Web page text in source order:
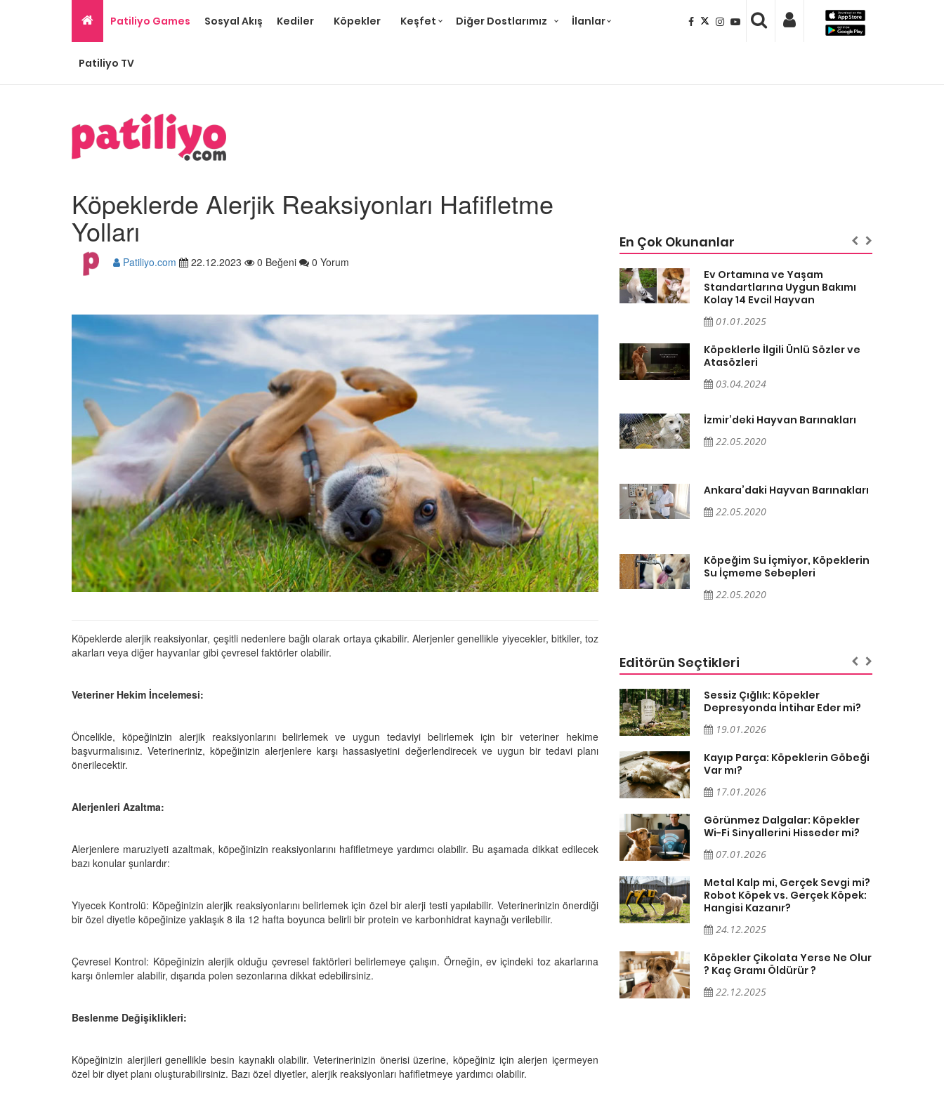
Patiliyo Games Sosyal Akış Kediler Köpekler Keşfet Diğer Dostlarımız İlanlar
Patiliyo TV
Köpeklerde Alerjik Reaksiyonları Hafifletme
Yolları
Patiliyo.com 22.12.2023 0 Beğeni 0 Yorum
Köpeklerde alerjik reaksiyonlar, çeşitli nedenlere bağlı olarak ortaya çıkabilir. Alerjenler genellikle yiyecekler, bitkiler, toz
akarları veya diğer hayvanlar gibi çevresel faktörler olabilir.
Veteriner Hekim İncelemesi:
Öncelikle, köpeğinizin alerjik reaksiyonlarını belirlemek ve uygun tedaviyi belirlemek için bir veteriner hekime
başvurmalısınız. Veterineriniz, köpeğinizin alerjenlere karşı hassasiyetini değerlendirecek ve uygun bir tedavi planı
önerilecektir.
Alerjenleri Azaltma:
Alerjenlere maruziyeti azaltmak, köpeğinizin reaksiyonlarını hafifletmeye yardımcı olabilir. Bu aşamada dikkat edilecek
bazı konular şunlardır:
Yiyecek Kontrolü: Köpeğinizin alerjik reaksiyonlarını belirlemek için özel bir alerji testi yapılabilir. Veterinerinizin önerdiği
bir özel diyetle köpeğinize yaklaşık 8 ila 12 hafta boyunca belirli bir protein ve karbonhidrat kaynağı verilebilir.
Çevresel Kontrol: Köpeğinizin alerjik olduğu çevresel faktörleri belirlemeye çalışın. Örneğin, ev içindeki toz akarlarına
karşı önlemler alabilir, dışarıda polen sezonlarına dikkat edebilirsiniz.
Beslenme Değişiklikleri:
Köpeğinizin alerjileri genellikle besin kaynaklı olabilir. Veterinerinizin önerisi üzerine, köpeğiniz için alerjen içermeyen
özel bir diyet planı oluşturabilirsiniz. Bazı özel diyetler, alerjik reaksiyonları hafifletmeye yardımcı olabilir.
En Çok Okunanlar
01.01.2025
Köpeklerle İlgili Ünlü Sözler ve
Atasözleri
İzmir’deki Hayvan Barınakları
22.05.2020
Ankara’daki Hayvan Barınakları
22.05.2020
Köpeğim Su İçmiyor, Köpeklerin
Su İçmeme Sebepleri
22.05.2020
01.01.2025
Köpeklerle İlgili Ünlü Sözler ve
Atasözleri
03.04.2024
İzmir’deki Hayvan Barınakları
Ankara’daki Hayvan Barınakları
22.05.2020
Köpeğim Su İçmiyor, Köpeklerin
Su İçmeme Sebepleri
22.05.2020
Ev Ortamına ve Yaşam
Standartlarına Uygun Bakımı
Kolay 14 Evcil Hayvan
01.01.2025
Köpeklerle İlgili Ünlü Sözler ve
Atasözleri
03.04.2024
İzmir’deki Hayvan Barınakları
22.05.2020
Ankara’daki Hayvan Barınakları
22.05.2020
Köpeğim Su İçmiyor, Köpeklerin
Su İçmeme Sebepleri
22.05.2020
Editörün Seçtikleri
Neler
Niyetli İnsanları
ve Etkili
Köpeklerden İnsanlara
23.10.2025
Tarihte Askeri Köpekler ve
Görevleri: Savaş Meydanlarının
Köpek Sağlığı: “Köpeklerde
19.10.2025
Köpek Sporları: Agility Nedir?
Sağlıklı Tarifler ve Bilmeniz
Gerekenler
Oyun ve Eğitim: “Köpekler İçin
Zeka Geliştirici Oyunlar”
Köpeklerin mi Ağızları Daha
Sessiz Çığlık: Köpekler
Depresyonda İntihar Eder mi?
19.01.2026
Kayıp Parça: Köpeklerin Göbeği
Var mı?
17.01.2026
Görünmez Dalgalar: Köpekler
Wi-Fi Sinyallerini Hisseder mi?
07.01.2026
Metal Kalp mi, Gerçek Sevgi mi?
Robot Köpek vs. Gerçek Köpek:
Hangisi Kazanır?
24.12.2025
Köpekler Çikolata Yerse Ne Olur
? Kaç Gramı Öldürür ?
22.12.2025